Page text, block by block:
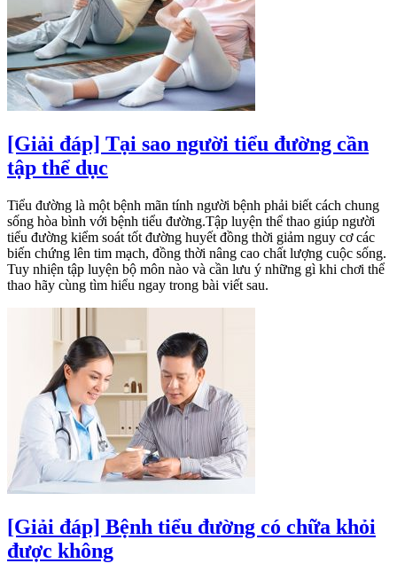
[Giải đáp] Tại sao người tiểu đường cần
tập thể dục
Tiểu đường là một bệnh mãn tính người bệnh phải biết cách chung
sống hòa bình với bệnh tiểu đường.Tập luyện thể thao giúp người
tiểu đường kiểm soát tốt đường huyết đồng thời giảm nguy cơ các
biến chứng lên tim mạch, đồng thời nâng cao chất lượng cuộc sống.
Tuy nhiện tập luyện bộ môn nào và cần lưu ý những gì khi chơi thể
thao hãy cùng tìm hiểu ngay trong bài viết sau.
[Giải đáp] Bệnh tiểu đường có chữa khỏi
được không